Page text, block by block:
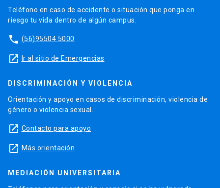
Teléfono en caso de accidente o situación que ponga en
riesgo tu vida dentro de algún campus.
phone (56)95504 5000
launch Ir al sitio de Emergencias
DISCRIMINACIÓN Y VIOLENCIA
Orientación y apoyo en casos de discriminación, violencia de
género o violencia sexual.
launch Contacto para apoyo
launch Más orientación
MEDIACIÓN UNIVERSITARIA